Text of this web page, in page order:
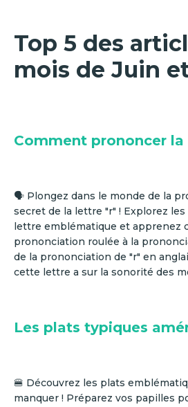
Top 5 des
mois de Juin
Comment prononcer
🗣️ Plongez dans le monde de la
secret de la lettre "r" ! Explorez
lettre emblématique et apprenez
prononciation roulée à la
de la prononciation de "r" en
cette lettre a sur la sonorité des
Les plats typiques
🍔 Découvrez les plats
manquer ! Préparez vos papilles